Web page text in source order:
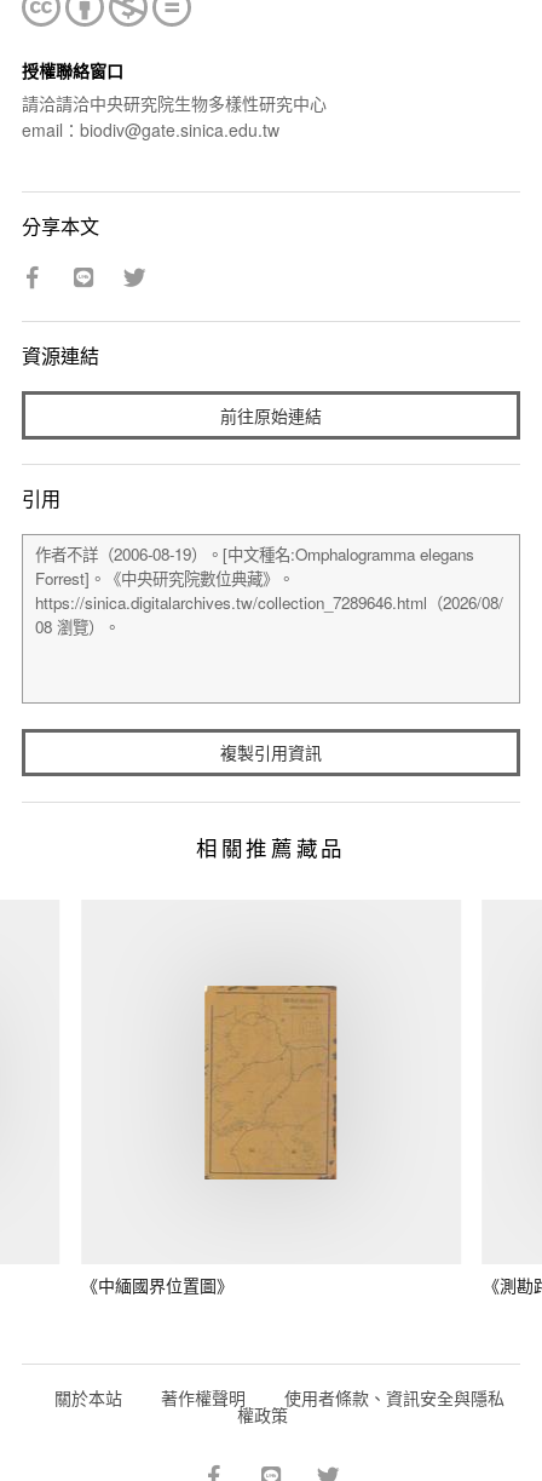
授權聯絡窗口
請洽請洽中央研究院生物多樣性研究中心
email：biodiv@gate.sinica.edu.tw
分享本文
資源連結
前往原始連結
引用
複製引用資訊
相關推薦藏品
《中緬國界位置圖》 《測
關於本站 著作權聲明 使用者條款、資訊安全與隱私
權政策